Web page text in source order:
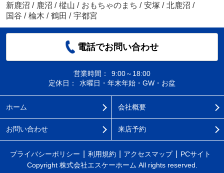
新鹿沼 / 鹿沼 / 樅山 / おもちゃのまち / 安塚 / 北鹿沼 /
国谷 / 楡木 / 鶴田 / 宇都宮
電話でお問い合わせ
営業時間：
9:00～18:00
定休日：
水曜日・年末年始・GW・お盆
ホーム 会社概要
お問い合わせ 来店予約
プライバシーポリシー 利用規約 アクセスマップ
PCサイト
Copyright 株式会社エスケーホーム All rights reserved.